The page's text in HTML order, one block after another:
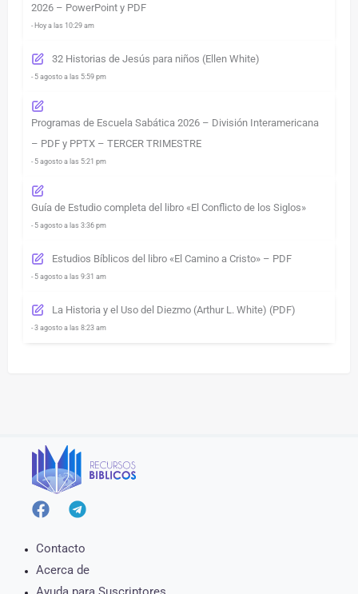
2026 – PowerPoint y PDF
- Hoy a las 10:29 am
32 Historias de Jesús para niños (Ellen White)
- 5 agosto a las 5:59 pm
Programas de Escuela Sabática 2026 – División Interamericana
– PDF y PPTX – TERCER TRIMESTRE
- 5 agosto a las 5:21 pm
Guía de Estudio completa del libro «El Conflicto de los Siglos»
- 5 agosto a las 3:36 pm
Estudios Bíblicos del libro «El Camino a Cristo» – PDF
- 5 agosto a las 9:31 am
La Historia y el Uso del Diezmo (Arthur L. White) (PDF)
- 3 agosto a las 8:23 am
Contacto
Acerca de